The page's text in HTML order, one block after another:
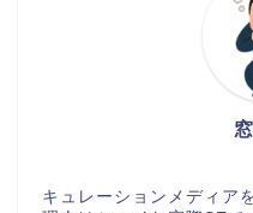
キュレーションメディア